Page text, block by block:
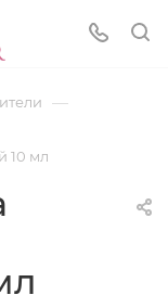
—
10 мл